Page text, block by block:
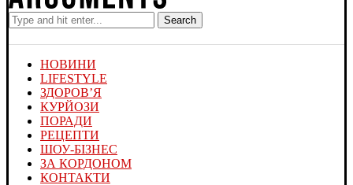
Search
НОВИНИ
LIFESTYLE
ЗДОРОВ’Я
КУРЙОЗИ
ПОРАДИ
РЕЦЕПТИ
ШОУ-БІЗНЕС
ЗА КОРДОНОМ
КОНТАКТИ